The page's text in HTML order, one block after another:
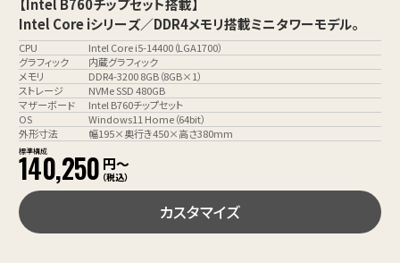
【Intel B760チップセット搭載】
Intel Core iシリーズ／DDR4メモリ搭載ミニタワーモデル。
CPU
Intel Core i5-14400（LGA1700）
グラフィック
内蔵グラフィック
メモリ
DDR4-3200 8GB（8GB×1）
ストレージ
NVMe SSD 480GB
マザーボード
Intel B760チップセット
OS
Windows11 Home（64bit）
外形寸法
幅195×奥行き450×高さ380mm
標準構成
140,250 円〜
（税込）
カスタマイズ